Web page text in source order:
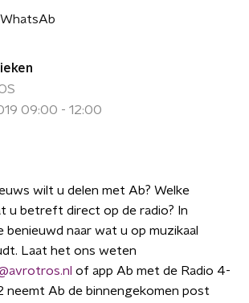
WhatsAb
09:00 - 12:00
wilt u delen met Ab? Welke
u betreft direct op de radio? In
benieuwd naar wat u op muzikaal
Laat het ons weten
of app Ab met de Radio 4-
neemt Ab de binnengekomen post